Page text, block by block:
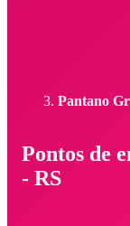
Pantano
Pontos de
- RS